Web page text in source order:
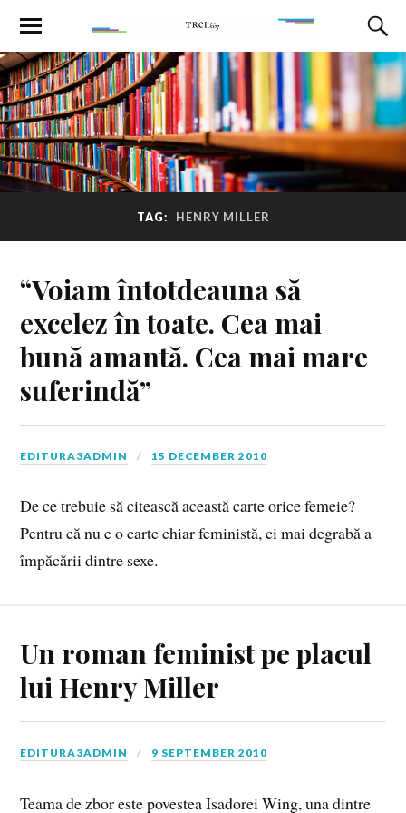
TAG: HENRY MILLER
“Voiam întotdeauna să
excelez în toate. Cea mai
bună amantă. Cea mai mare
suferindă”
EDITURA3ADMIN 15 DECEMBER 2010
De ce trebuie să citească această carte orice femeie?
Pentru că nu e o carte chiar feministă, ci mai degrabă a
împăcării dintre sexe.
Un roman feminist pe placul
lui Henry Miller
EDITURA3ADMIN 9 SEPTEMBER 2010
Teama de zbor este povestea Isadorei Wing, una dintre